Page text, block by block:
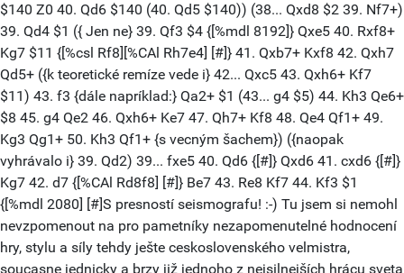
$140 Z0 40. Qd6 $140 (40. Qd5 $140)) (38... Qxd8 $2 39. Nf7+)
39. Qd4 $1 ({ Jen ne} 39. Qf3 $4 {[%mdl 8192]} Qxe5 40. Rxf8+
Kg7 $11 {[%csl Rf8][%CAl Rh7e4] [#]} 41. Qxb7+ Kxf8 42. Qxh7
Qd5+ ({k teoretické remíze vede i} 42... Qxc5 43. Qxh6+ Kf7
$11) 43. f3 {dále napríklad:} Qa2+ $1 (43... g4 $5) 44. Kh3 Qe6+
$8 45. g4 Qe2 46. Qxh6+ Ke7 47. Qh7+ Kf8 48. Qe4 Qf1+ 49.
Kg3 Qg1+ 50. Kh3 Qf1+ {s vecným šachem}) ({naopak
vyhrávalo i} 39. Qd2) 39... fxe5 40. Qd6 {[#]} Qxd6 41. cxd6 {[#]}
Kg7 42. d7 {[%CAl Rd8f8] [#]} Be7 43. Re8 Kf7 44. Kf3 $1
{[%mdl 2080] [#]S presností seismografu! :-) Tu jsem si nemohl
nevzpomenout na pro pametníky nezapomenutelné hodnocení
hry, stylu a síly tehdy ješte ceskoslovenského velmistra,
soucasne jednicky a brzy již jednoho z nejsilnejších hrácu sveta